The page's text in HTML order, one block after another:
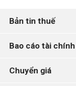
Bản tin thuế
Bao cáo tài chính
Chuyển giá